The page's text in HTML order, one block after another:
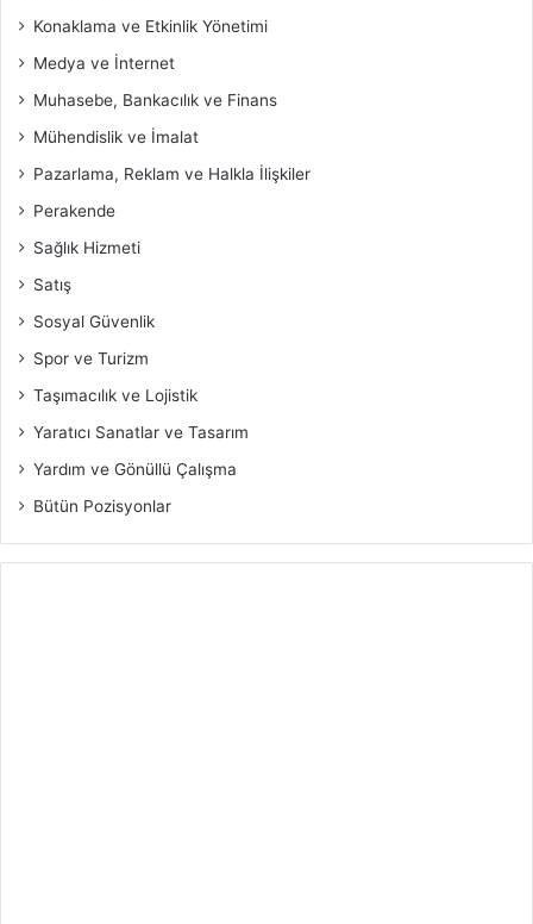
Konaklama ve Etkinlik Yönetimi
Medya ve İnternet
Muhasebe, Bankacılık ve Finans
Mühendislik ve İmalat
Pazarlama, Reklam ve Halkla İlişkiler
Perakende
Sağlık Hizmeti
Satış
Sosyal Güvenlik
Spor ve Turizm
Taşımacılık ve Lojistik
Yaratıcı Sanatlar ve Tasarım
Yardım ve Gönüllü Çalışma
Bütün Pozisyonlar